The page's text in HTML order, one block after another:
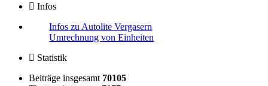
Infos
Infos zu Autolite Vergasern
Umrechnung von Einheiten
Statistik
Beiträge insgesamt 70105